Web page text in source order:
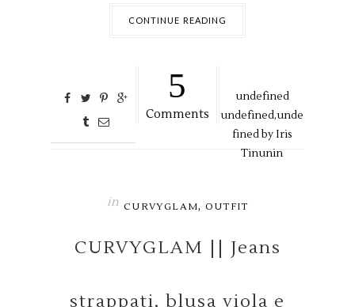
CONTINUE READING
5
Comments
undefined
undefined,unde
fined byIris
Tinunin
in CURVYGLAM, OUTFIT
CURVYGLAM || Jeans
strappati, blusa viola e